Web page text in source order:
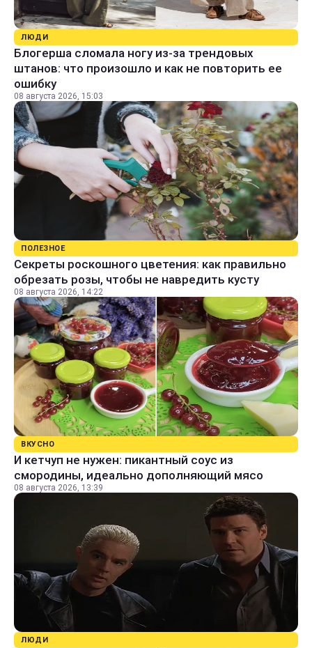
ЛЮДИ
Блогерша сломала ногу из-за трендовых
штанов: что произошло и как не повторить ее
ошибку
08 августа 2026, 15:03
ПОЛЕЗНОЕ
Секреты роскошного цветения: как правильно
обрезать розы, чтобы не навредить кусту
08 августа 2026, 14:22
ВКУСНО
И кетчуп не нужен: пикантный соус из
смородины, идеально дополняющий мясо
08 августа 2026, 13:39
ЛЮДИ